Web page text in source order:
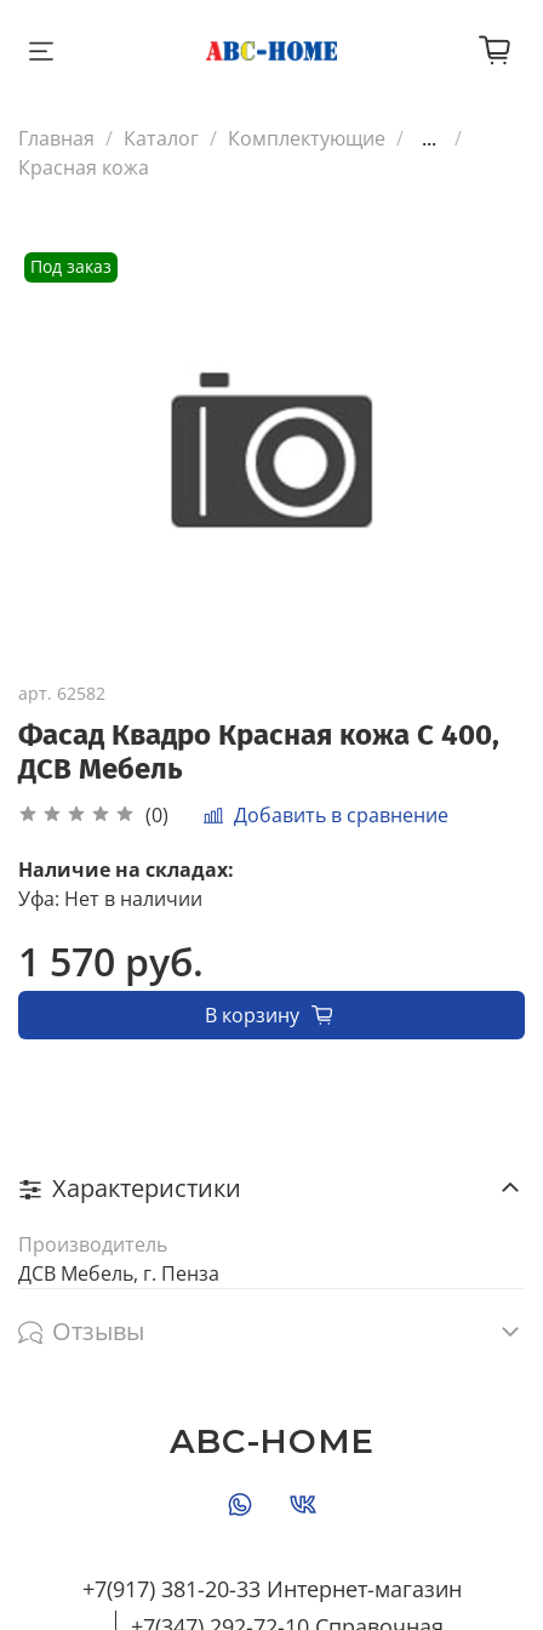
Главная Каталог Комплектующие
...
Красная кожа
Под заказ
арт. 62582
Фасад Квадро Красная кожа С 400,
ДСВ Мебель
(0) Добавить в сравнение
Наличие на складах:
Уфа: Нет в наличии
1 570 руб.
В корзину
Характеристики
Производитель
ДСВ Мебель, г. Пенза
Отзывы
+7(917) 381-20-33 Интернет-магазин
ABC-HOME